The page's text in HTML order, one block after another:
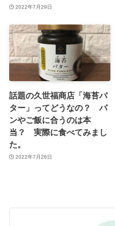
2022年7月29日
話題の久世福商店「海苔バ
ター」ってどうなの？ パ
ンやご飯に合うのは本
当？ 実際に食べてみまし
た。
2022年7月26日